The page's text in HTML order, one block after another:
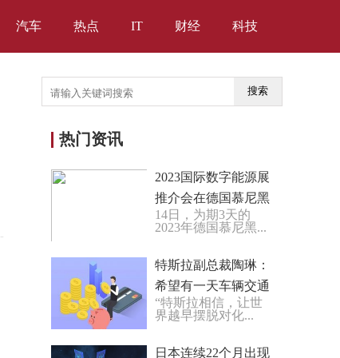
汽车 热点 IT 财经 科技
搜索
热门资讯
2023国际数字能源展
推介会在德国慕尼黑
举行
14日，为期3天的
2023年德国慕尼黑...
特斯拉副总裁陶琳：
希望有一天车辆交通
事故率可以无限接近
“特斯拉相信，让世
界越早摆脱对化...
日本连续22个月出现